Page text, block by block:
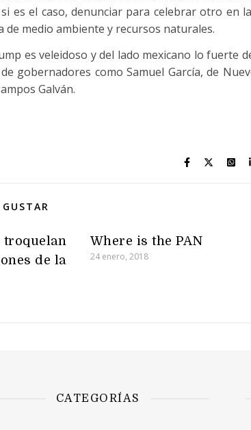
es el caso, denunciar para celebrar otro en
medio ambiente y recursos naturales.
es veleidoso y del lado mexicano lo fuerte
gobernadores como Samuel García, de
Galván.
troquelan
de la
Where is the PAN
24 enero, 2018
CATEGORÍAS